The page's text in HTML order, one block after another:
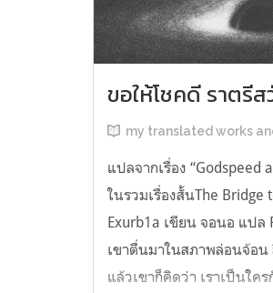
ขอให้โชคดี ราตรี
my translated works
แปลจากเรื่อง “Godspeed
ในรวมเรื่องสั้นThe Bridge
Exurb1a เขียน จอนอ แปล
เขาตื่นมาในสภาพล่อนจ้อ
แล้วเขาก็คิดว่า เราเป็นใค